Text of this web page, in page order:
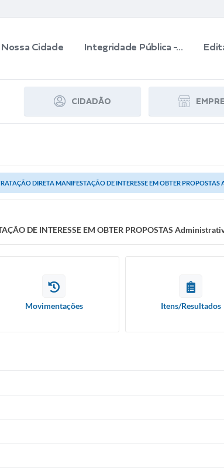
Nossa Cidade Integridade Pública -...
CIDADÃO
DIRETA MANIFESTAÇÃO DE INTERESSE EM OBTER PROPOSTAS
DE INTERESSE EM OBTER PROPOSTAS
Movimentações Itens/Resultados